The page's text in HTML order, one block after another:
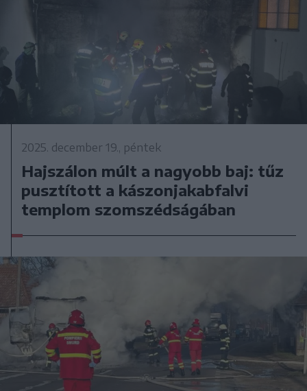
2025. december 19., péntek
Hajszálon múlt a nagyobb baj: tűz
pusztított a kászonjakabfalvi
templom szomszédságában